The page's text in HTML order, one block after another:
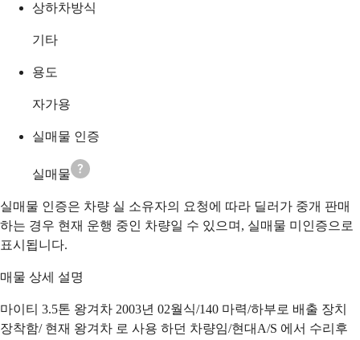
상하차방식
기타
용도
자가용
실매물 인증
실매물
실매물 인증은 차량 실 소유자의 요청에 따라 딜러가 중개 판매
하는 경우 현재 운행 중인 차량일 수 있으며, 실매물 미인증으로
표시됩니다.
매물 상세 설명
마이티 3.5톤 왕겨차 2003년 02월식/140 마력/하부로 배출 장치
장착함/ 현재 왕겨차 로 사용 하던 차량임/현대A/S 에서 수리후